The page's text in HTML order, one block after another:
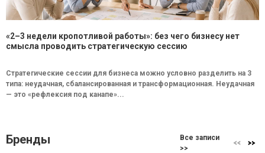
«2–3 недели кропотливой работы»: без чего бизнесу нет
смысла проводить стратегическую сессию
Стратегические сессии для бизнеса можно условно разделить на 3
типа: неудачная, сбалансированная и трансформационная. Неудачная
— это «рефлексия под канапе»...
Бренды
Все записи
>>